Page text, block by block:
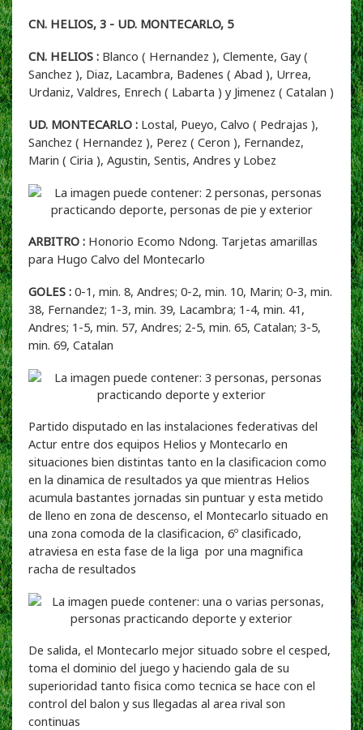
CN. HELIOS, 3 - UD. MONTECARLO, 5
CN. HELIOS : Blanco ( Hernandez ), Clemente, Gay (
Sanchez ), Diaz, Lacambra, Badenes ( Abad ), Urrea,
Urdaniz, Valdres, Enrech ( Labarta ) y Jimenez ( Catalan )
UD. MONTECARLO : Lostal, Pueyo, Calvo ( Pedrajas ),
Sanchez ( Hernandez ), Perez ( Ceron ), Fernandez,
Marin ( Ciria ), Agustin, Sentis, Andres y Lobez
ARBITRO : Honorio Ecomo Ndong. Tarjetas amarillas
para Hugo Calvo del Montecarlo
GOLES : 0-1, min. 8, Andres; 0-2, min. 10, Marin; 0-3, min.
38, Fernandez; 1-3, min. 39, Lacambra; 1-4, min. 41,
Andres; 1-5, min. 57, Andres; 2-5, min. 65, Catalan; 3-5,
min. 69, Catalan
Partido disputado en las instalaciones federativas del
Actur entre dos equipos Helios y Montecarlo en
situaciones bien distintas tanto en la clasificacion como
en la dinamica de resultados ya que mientras Helios
acumula bastantes jornadas sin puntuar y esta metido
de lleno en zona de descenso, el Montecarlo situado en
una zona comoda de la clasificacion, 6º clasificado,
atraviesa en esta fase de la liga por una magnifica
racha de resultados
De salida, el Montecarlo mejor situado sobre el cesped,
toma el dominio del juego y haciendo gala de su
superioridad tanto fisica como tecnica se hace con el
control del balon y sus llegadas al area rival son
continuas